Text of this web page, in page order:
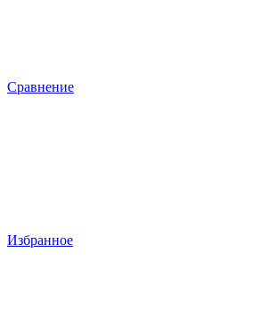
Сравнение
Избранное